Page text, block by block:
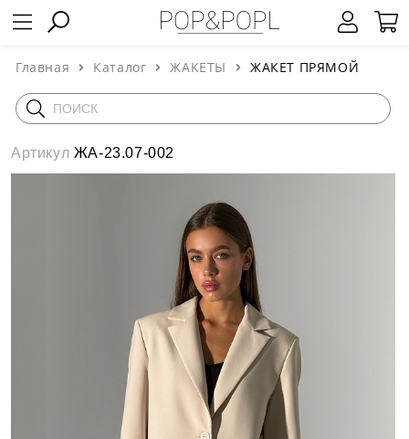
Главная Каталог ЖАКЕТЫ ЖАКЕТ ПРЯМОЙ
Артикул ЖА-23.07-002